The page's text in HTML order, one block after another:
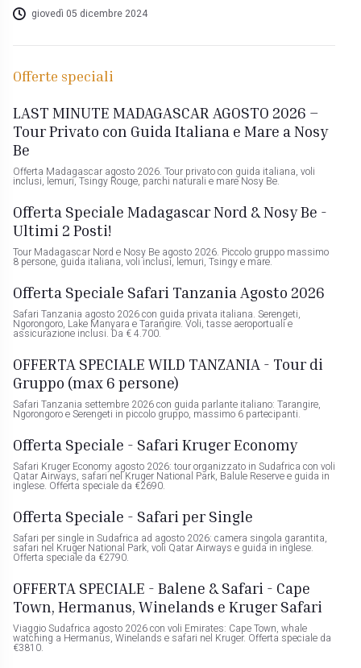
giovedì 05 dicembre 2024
Offerte speciali
LAST MINUTE MADAGASCAR AGOSTO 2026 –
Tour Privato con Guida Italiana e Mare a Nosy
Be
Offerta Madagascar agosto 2026. Tour privato con guida italiana, voli
inclusi, lemuri, Tsingy Rouge, parchi naturali e mare Nosy Be.
Offerta Speciale Madagascar Nord & Nosy Be -
Ultimi 2 Posti!
Tour Madagascar Nord e Nosy Be agosto 2026. Piccolo gruppo massimo
8 persone, guida italiana, voli inclusi, lemuri, Tsingy e mare.
Offerta Speciale Safari Tanzania Agosto 2026
Safari Tanzania agosto 2026 con guida privata italiana. Serengeti,
Ngorongoro, Lake Manyara e Tarangire. Voli, tasse aeroportuali e
assicurazione inclusi. Da € 4.700.
OFFERTA SPECIALE WILD TANZANIA - Tour di
Gruppo (max 6 persone)
Safari Tanzania settembre 2026 con guida parlante italiano: Tarangire,
Ngorongoro e Serengeti in piccolo gruppo, massimo 6 partecipanti.
Offerta Speciale - Safari Kruger Economy
Safari Kruger Economy agosto 2026: tour organizzato in Sudafrica con voli
Qatar Airways, safari nel Kruger National Park, Balule Reserve e guida in
inglese. Offerta speciale da €2690.
Offerta Speciale - Safari per Single
Safari per single in Sudafrica ad agosto 2026: camera singola garantita,
safari nel Kruger National Park, voli Qatar Airways e guida in inglese.
Offerta speciale da €2790.
OFFERTA SPECIALE - Balene & Safari - Cape
Town, Hermanus, Winelands e Kruger Safari
Viaggio Sudafrica agosto 2026 con voli Emirates: Cape Town, whale
watching a Hermanus, Winelands e safari nel Kruger. Offerta speciale da
€3810.